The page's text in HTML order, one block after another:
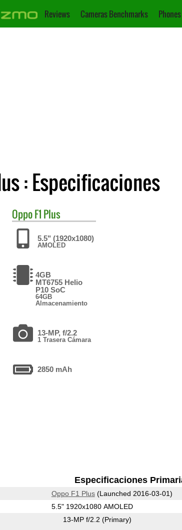
Reviews Cameras Benchmarks Phones
: Especificaciones
OppoF1 Plus
5.5" (1920x1080)
AMOLED
4GB
MT6755 Helio
P10 SoC
64GB
Almacenamiento
13-MP, f/2.2
1 Trasera Cámara
2850 mAh
Especificaciones
Oppo F1 Plus(Launched 2016-03-01)
5.5" 1920x1080 AMOLED
13-MP f/2.2 (Primary)